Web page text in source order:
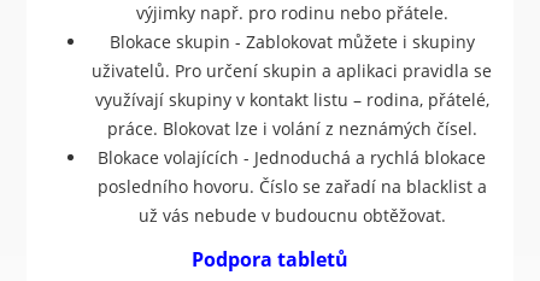
výjimky např. pro rodinu nebo přátele.
Blokace skupin - Zablokovat můžete i skupiny
uživatelů. Pro určení skupin a aplikaci pravidla se
využívají skupiny v kontakt listu – rodina, přátelé,
práce. Blokovat lze i volání z neznámých čísel.
Blokace volajících - Jednoduchá a rychlá blokace
posledního hovoru. Číslo se zařadí na blacklist a
už vás nebude v budoucnu obtěžovat.
Podpora tabletů